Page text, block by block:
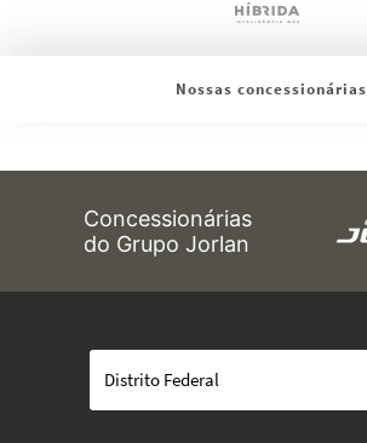
Nossas concessionárias
Concessionárias
do Grupo Jorlan